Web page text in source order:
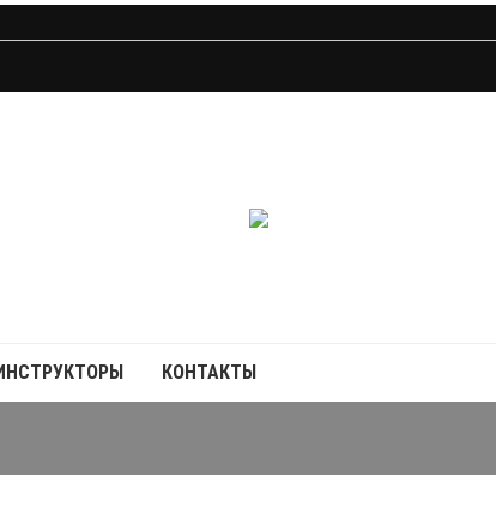
КОНТАКТЫ